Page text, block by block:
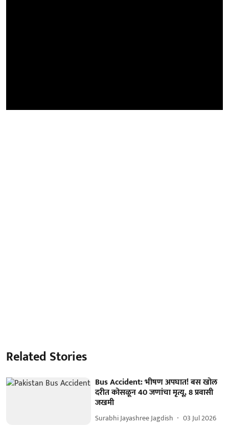
Related Stories
Bus Accident: भीषण अपघात! बस खोल
दरीत कोसळून 40 जणांचा मृत्यू, 8 प्रवासी
जखमी
Surabhi Jayashree Jagdish 03 Jul 2026